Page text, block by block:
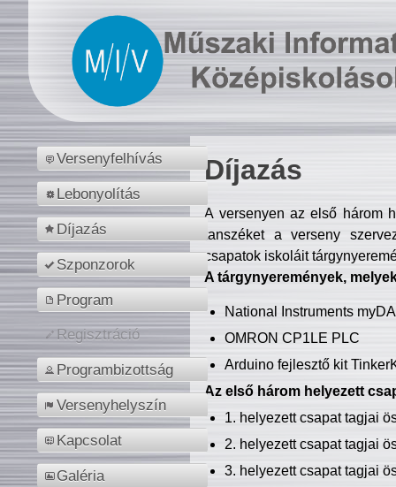
Versenyfelhívás
Lebonyolítás
Díjazás
Szponzorok
Program
Regisztráció
Programbizottság
Versenyhelyszín
Kapcsolat
Galéria
Díjazás
A versenyen az első három
tanszéket a verseny
csapatok iskoláit
A tárgynyeremények,
National Instruments
OMRON CP1LE PLC
Arduino fejlesztő kit
Az első három helyezett
1. helyezett csapat tagjai
2. helyezett csapat tagjai
3. helyezett csapat tagjai